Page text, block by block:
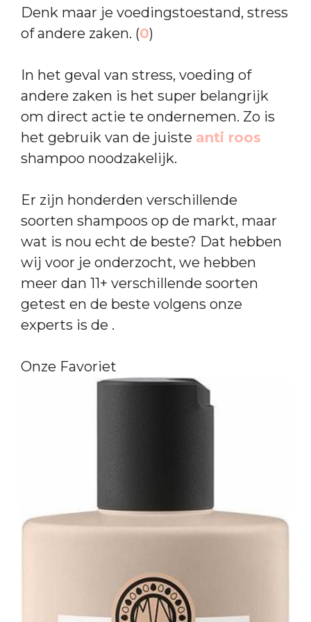
Denk maar je voedingstoestand, stress
of andere zaken. (0)
In het geval van stress, voeding of
andere zaken is het super belangrijk
om direct actie te ondernemen. Zo is
het gebruik van de juiste anti roos
shampoo noodzakelijk.
Er zijn honderden verschillende
soorten shampoos op de markt, maar
wat is nou echt de beste? Dat hebben
wij voor je onderzocht, we hebben
meer dan 11+ verschillende soorten
getest en de beste volgens onze
experts is de .
Onze Favoriet